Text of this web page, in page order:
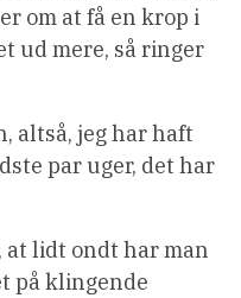
om at få en krop i
ud mere, så ringer
altså, jeg har haft
par uger, det har
at lidt ondt har man
på klingende